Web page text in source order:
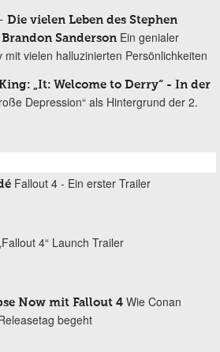
Die vielen Leben des Stephen
Brandon Sanderson Ein genialer
mit vielen halluzinierten Persönlichkeiten
„It: Welcome to Derry“ - In der
Depression“ als Hintergrund der 2.
Fallout 4 - Ein erster Trailer
4“ Launch Trailer
Now mit Fallout 4 Wie Conan
begeht